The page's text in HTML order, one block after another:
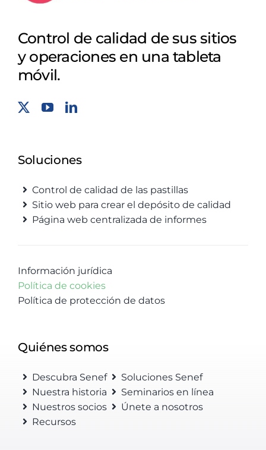
Control de calidad de sus sitios
y operaciones en una tableta
móvil.
Soluciones
Control de calidad de las pastillas
Sitio web para crear el depósito de calidad
Página web centralizada de informes
Información jurídica
Política de cookies
Política de protección de datos
Quiénes somos
Descubra Senef
Soluciones Senef
Nuestra historia
Seminarios en línea
Nuestros socios
Únete a nosotros
Recursos